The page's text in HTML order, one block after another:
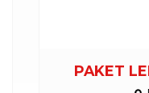
PAKET